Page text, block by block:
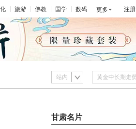
旅游 佛教 国学 数码 更多 注册
站内
甘肃名片